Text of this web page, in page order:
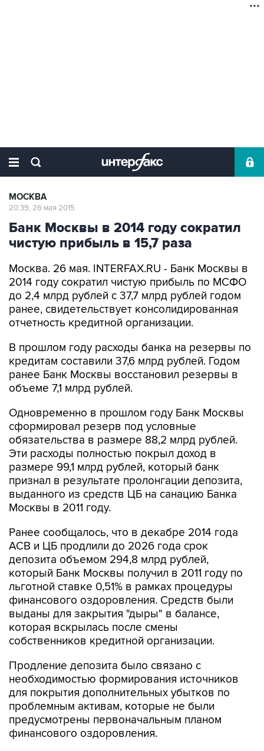
МОСКВА
20:39, 26 мая 2015
Банк Москвы в 2014 году сократил
чистую прибыль в 15,7 раза
Москва. 26 мая. INTERFAX.RU - Банк Москвы в
2014 году сократил чистую прибыль по МСФО
до 2,4 млрд рублей с 37,7 млрд рублей годом
ранее, свидетельствует консолидированная
отчетность кредитной организации.
В прошлом году расходы банка на резервы по
кредитам составили 37,6 млрд рублей. Годом
ранее Банк Москвы восстановил резервы в
объеме 7,1 млрд рублей.
Одновременно в прошлом году Банк Москвы
сформировал резерв под условные
обязательства в размере 88,2 млрд рублей.
Эти расходы полностью покрыл доход в
размере 99,1 млрд рублей, который банк
признал в результате пролонгации депозита,
выданного из средств ЦБ на санацию Банка
Москвы в 2011 году.
Ранее сообщалось, что в декабре 2014 года
АСВ и ЦБ продлили до 2026 года срок
депозита объемом 294,8 млрд рублей,
который Банк Москвы получил в 2011 году по
льготной ставке 0,51% в рамках процедуры
финансового оздоровления. Средств были
выданы для закрытия "дыры" в балансе,
которая вскрылась после смены
собственников кредитной организации.
Продление депозита было связано с
необходимостью формирования источников
для покрытия дополнительных убытков по
проблемным активам, которые не были
предусмотрены первоначальным планом
финансового оздоровления.